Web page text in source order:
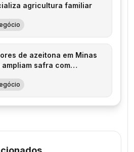
agricultura familiar
de azeitona em Minas
ampliam safra com